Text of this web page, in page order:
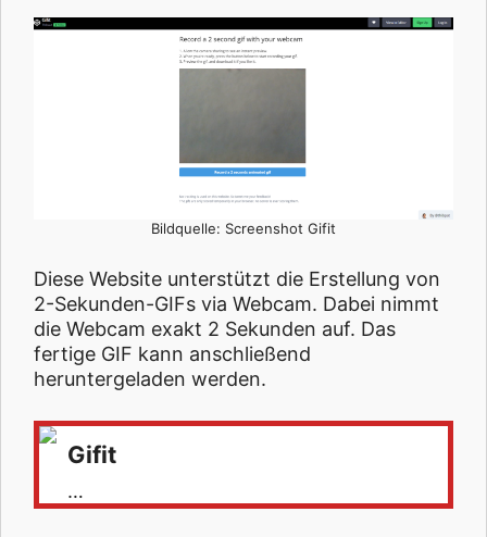
Bildquelle: Screenshot Gifit
Diese Website unterstützt die Erstellung von
2-Sekunden-GIFs via Webcam. Dabei nimmt
die Webcam exakt 2 Sekunden auf. Das
fertige GIF kann anschließend
heruntergeladen werden.
Gifit
…